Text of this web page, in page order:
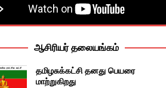
ஆசிரியர் தலையங்கம்
தமிழசுக்கட்சி தனது பெயரை
மாற்றுகிறது